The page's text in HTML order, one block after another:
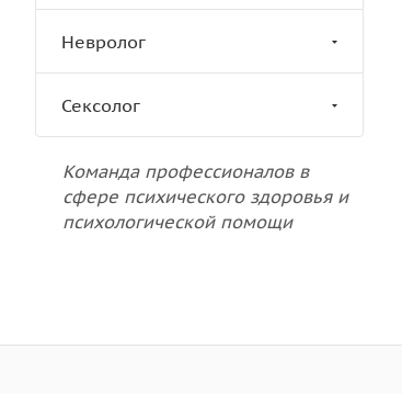
Невролог
Сексолог
Команда профессионалов в
сфере психического здоровья и
психологической помощи